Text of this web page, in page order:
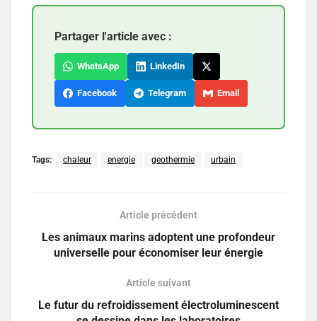
Partager l'article avec :
WhatsApp LinkedIn
Facebook Telegram Email
Tags: chaleur energie geothermie urbain
Article précédent
Les animaux marins adoptent une profondeur
universelle pour économiser leur énergie
Article suivant
Le futur du refroidissement électroluminescent